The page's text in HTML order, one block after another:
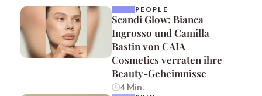
PEOPLE
Scandi Glow: Bianca
Ingrosso und Camilla
Bastin von CAIA
Cosmetics verraten ihre
Beauty-Geheimnisse
4 Min.